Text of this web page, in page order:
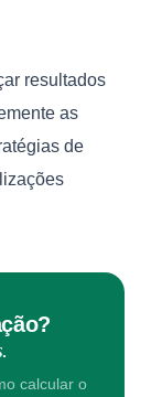
resultados
as
de
calcular o